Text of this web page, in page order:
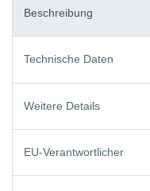
Beschreibung
Technische Daten
Weitere Details
EU-Verantwortlicher